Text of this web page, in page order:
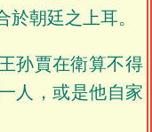
朝廷之上耳。
孙賈在衛算不得
人，或是他自家